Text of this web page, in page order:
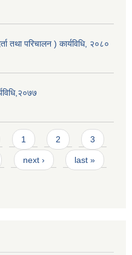
तथा परिचालन ) कार्यविधि, २०८०
1 2 3
next › last »